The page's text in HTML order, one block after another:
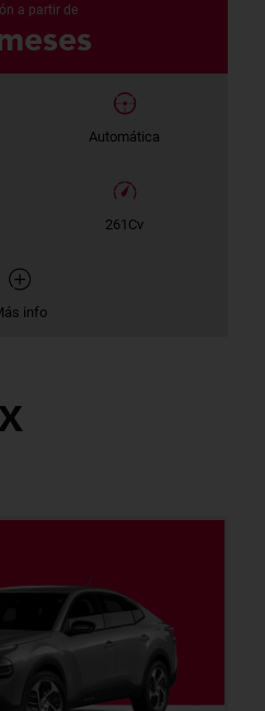
a partir de
Automática
261Cv
info